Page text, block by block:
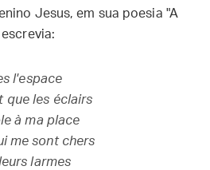
Jesus, em sua poesia "A
l'espace
que les éclairs
à ma place
me sont chers
larmes